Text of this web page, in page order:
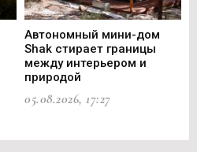
Автономный мини-дом
Shak стирает границы
между интерьером и
природой
05.08.2026, 17:27